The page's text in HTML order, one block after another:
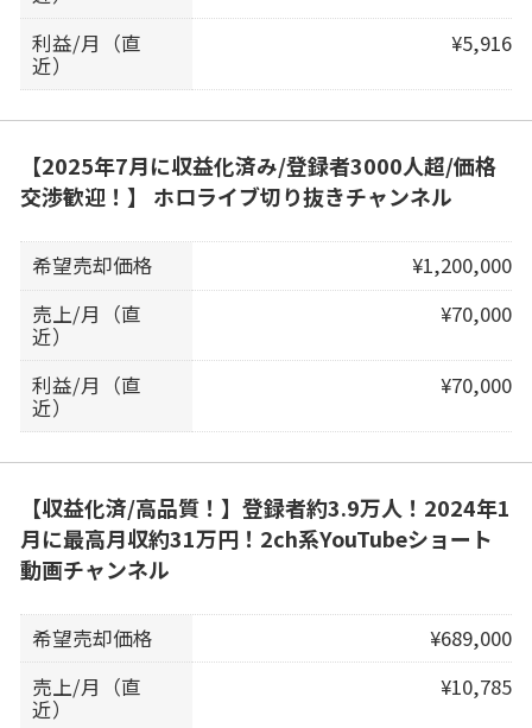
利益/月（直
近）
¥5,916
【2025年7月に収益化済み/登録者3000人超/価格
交渉歓迎！】 ホロライブ切り抜きチャンネル
希望売却価格
¥1,200,000
売上/月（直
近）
¥70,000
利益/月（直
近）
¥70,000
【収益化済/高品質！】登録者約3.9万人！2024年1
月に最高月収約31万円！2ch系YouTubeショート
動画チャンネル
希望売却価格
¥689,000
売上/月（直
近）
¥10,785